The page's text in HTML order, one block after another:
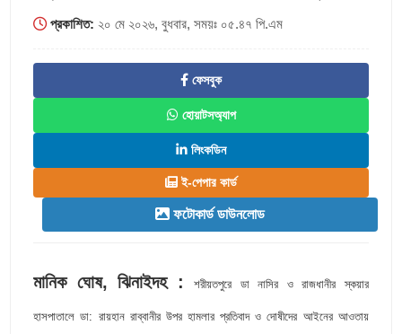
প্রকাশিত: ২০ মে ২০২৬, বুধবার, সময়ঃ ০৫.৪৭ পি.এম
ফেসবুক
হোয়াটসঅ্যাপ
লিংকডিন
ই-পেপার কার্ড
ফটোকার্ড ডাউনলোড
মানিক ঘোষ, ঝিনাইদহ :শরীয়তপুরে ডা নাসির ও রাজধানীর স্কয়ার
হাসপাতালে ডা: রায়হান রাব্বানীর উপর হামলার প্রতিবাদ ও দোষীদের আইনের আওতায়